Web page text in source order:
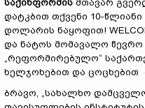
საქინფორმის მთავარ
დატკბით თქვენი 10-
დოლარის ნაყოფით!
და ნატოს მომავალო წევრო
„რეფორმირებულო“
ხელჯოხებით და ცოცხებით
ბრავო, „სახალხო